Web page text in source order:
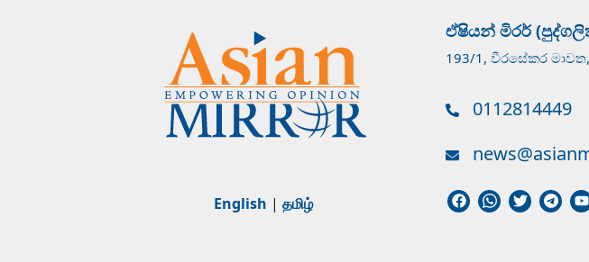
English | தமிழ்
ඒෂියන් මිරර්
193/1, වීරසේකර
0112814449